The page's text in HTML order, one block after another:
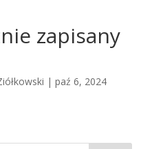
zapisany
| paź 6, 2024